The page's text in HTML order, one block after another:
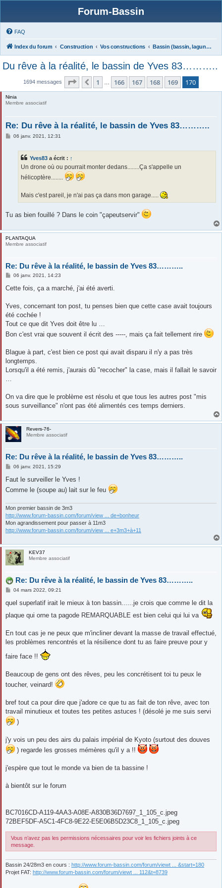
Forum-Bassin
FAQ
Index du forum Construction Vos constructions Bassin (bassin, lagunage)
Du rêve à la réalité, le bassin de Yves 83………..
1694 messages Page 170 sur170
Précédente
1 166 167 168 169 170
Ninia
Membre associatif
Re: Du rêve à la réalité, le bassin de Yves 83………..
M06 janv. 2021, 12:31
Yves83 a écrit : ↑
Un drone où ou pourrait monter dedans........Ça s'appelle un
hélicoptère........
Mais c'est pareil, je n'ai pas ça dans mon garage.....
Tu as bien fouillé ? Dans le coin "çapeutservir"
PLANTAQUA
Membre associatif
Re: Du rêve à la réalité, le bassin de Yves 83………..
M
s
g
06 janv. 2021, 14:23
Cette fois, ça a marché, j'ai été averti.
Yves, concernant ton post, tu penses bien que cette case avait toujours
été cochée !
Tout ce que dit Yves doit être lu …
Bon c'est vrai que souvent il écrit des -----, mais ça fait tellement rire
Blague à part, c'est bien ce post qui avait disparu il n'y a pas très
longtemps.
Lorsqu'il a été remis, j'aurais dû "recocher" la case, mais il fallait le savoir
…
On va dire que le problème est résolu et que tous les autres post "mis
sous surveillance" n'ont pas été alimentés ces temps derniers.
Revers-76-
Membre associatif
Re: Du rêve à la réalité, le bassin de Yves 83………..
M
s
a
06 janv. 2021, 15:29
Faut le surveiller le Yves !
Comme le (soupe au) lait sur le feu
Mon premier bassin de 3m3
http://www.forum-bassin.com/forum/view ... de+bonheur
Mon agrandissement pour passer à 11m3
http://www.forum-bassin.com/forum/view ... e+3m3+à+11
KEV37
Membre associatif
Re: Du rêve à la réalité, le bassin de Yves 83………..
M
s
a
g
04 mars 2022, 09:21
quel superlatif irait le mieux à ton bassin......je crois que comme le dit la
plaque qui orne ta pagode REMARQUABLE est bien celui qui lui va
En tout cas je ne peux que m'incliner devant la masse de travail effectué,
les problèmes rencontrés et la résilience dont tu as faire preuve pour y
faire face !!
Beaucoup de gens ont des rêves, peu les concrétisent toi tu peux le
toucher, veinard!
bref tout ca pour dire que j'adore ce que tu as fait de ton rêve, avec ton
travail minutieux et toutes tes petites astuces ! (désolé je me suis servi
)
j'y vois un peu des airs du palais impérial de Kyoto (surtout des douves
) regarde les grosses mémères qu'il y a !!
j'espère que tout le monde va bien de ta bassine !
à bientôt sur le forum
BC7016CD-A119-4AA3-A08E-A830B36D7697_1_105_c.jpeg
72BEF5DF-A5C1-4FC8-9E22-E5E06B5D23C8_1_105_c.jpeg
Vous n’avez pas les permissions nécessaires pour voir les fichiers joints à ce
message.
Bassin 24/28m3 en cours : http://www.forum-bassin.com/forum/viewt ... &start=180
Projet FAT: http://www.forum-bassin.com/forum/viewt ... 112&t=8739